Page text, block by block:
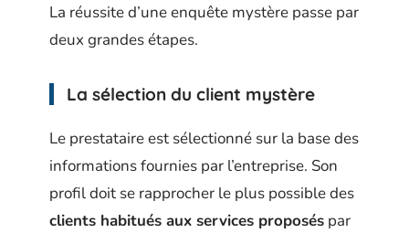
La réussite d’une enquête mystère passe par
deux grandes étapes.
La sélection du client mystère
Le prestataire est sélectionné sur la base des
informations fournies par l’entreprise. Son
profil doit se rapprocher le plus possible des
clients habitués aux services proposés par